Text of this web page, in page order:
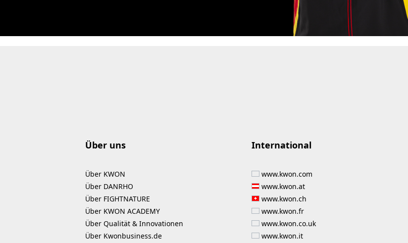
Über uns
Über KWON
Über DANRHO
Über FIGHTNATURE
Über KWON ACADEMY
Über Qualität & Innovationen
Über Kwonbusiness.de
International
www.kwon.com
www.kwon.at
www.kwon.ch
www.kwon.fr
www.kwon.co.uk
www.kwon.it